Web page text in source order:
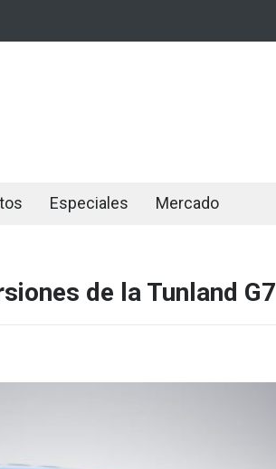
Especiales Mercado
de la Tunland G7